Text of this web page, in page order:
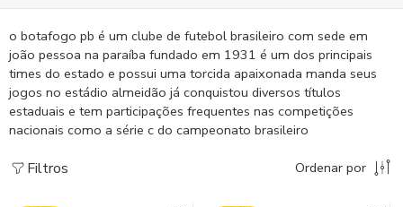
o botafogo pb é um clube de futebol brasileiro com sede em
joão pessoa na paraíba fundado em 1931 é um dos principais
times do estado e possui uma torcida apaixonada manda seus
jogos no estádio almeidão já conquistou diversos títulos
estaduais e tem participações frequentes nas competições
nacionais como a série c do campeonato brasileiro
Filtros Ordenar por